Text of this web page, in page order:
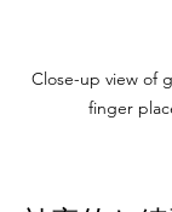
Close-up view of
finger